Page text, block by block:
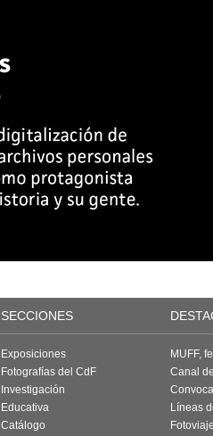
SECCIONES
Exposiciones
Fotografías del CdF
Investigación
Educativa
Catálogo
MUFF,
Canal
Líneas